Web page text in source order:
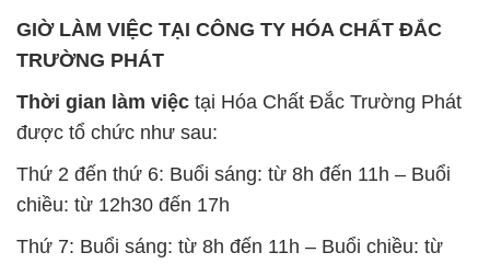
GIỜ LÀM VIỆC TẠI CÔNG TY HÓA CHẤT ĐẮC
TRƯỜNG PHÁT
Thời gian làm việc tại Hóa Chất Đắc Trường Phát
được tổ chức như sau:
Thứ 2 đến thứ 6: Buổi sáng: từ 8h đến 11h – Buổi
chiều: từ 12h30 đến 17h
Thứ 7: Buổi sáng: từ 8h đến 11h – Buổi chiều: từ